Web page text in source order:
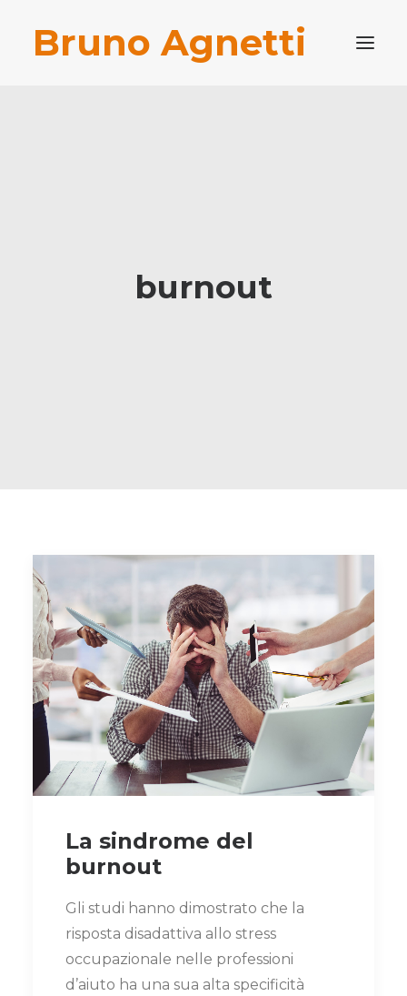
Bruno Agnetti
burnout
La sindrome del
burnout
Gli studi hanno dimostrato che la
risposta disadattiva allo stress
occupazionale nelle professioni
d’aiuto ha una sua alta specificità